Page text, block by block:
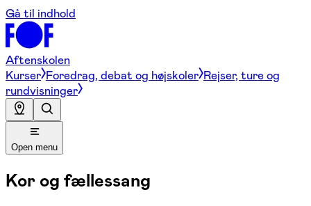
Gå til indhold
Aftenskolen
Kurser Foredrag, debat og højskoler Rejser, ture og
rundvisninger
Open menu
Kor og fællessang